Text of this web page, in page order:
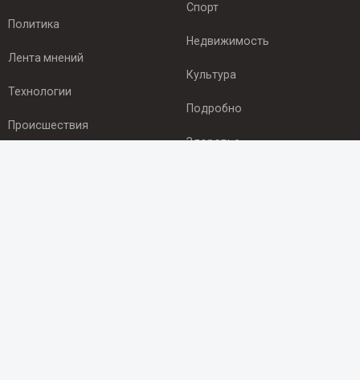
Политика
Лента мнений
Технологии
Происшествия
Спорт
Недвижимость
Культура
Подробно
Здоровье